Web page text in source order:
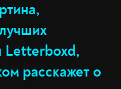
Letterboxd,
расскажет о